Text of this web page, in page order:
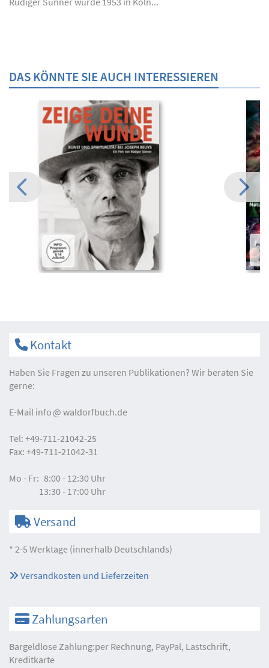
DAS KÖNNTE SIE AUCH INTERESSIEREN
Kontakt
Haben Sie Fragen zu unseren Publikationen? Wir beraten Sie
gerne:
E-Mail info waldorfbuch.de
Tel: +49-711-21042-25
Fax: +49-711-21042-31
Mo - Fr: 8:00 - 12:30 Uhr
13:30 - 17:00 Uhr
Versand
* 2-5 Werktage (innerhalb Deutschlands)
Versandkosten und Lieferzeiten
Zahlungsarten
Bargeldlose Zahlung:per Rechnung, PayPal, Lastschrift,
Kreditkarte